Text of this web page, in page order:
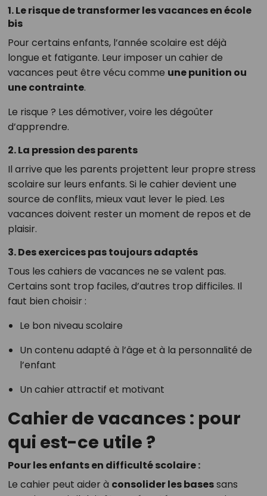
1. Le risque de transformer les vacances en école
bis
Pour certains enfants, l’année scolaire est déjà
longue et fatigante. Leur imposer un cahier de
vacances peut être vécu comme une punition ou
une contrainte.
Le risque ? Les démotiver, voire les dégoûter
d’apprendre.
2. La pression des parents
Il arrive que les parents projettent leur propre stress
scolaire sur leurs enfants. Si le cahier devient une
source de conflits, mieux vaut lever le pied. Les
vacances doivent rester un moment de repos et de
plaisir.
3. Des exercices pas toujours adaptés
Tous les cahiers de vacances ne se valent pas.
Certains sont trop faciles, d’autres trop difficiles. Il
faut bien choisir :
Le bon niveau scolaire
Un contenu adapté à l’âge et à la personnalité de
l’enfant
Un cahier attractif et motivant
Cahier de vacances : pour
qui est-ce utile ?
Pour les enfants en difficulté scolaire :
Le cahier peut aider à consolider les basessans